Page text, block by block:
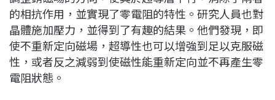
的相抗作用，並實現了零電阻的特性。研究人員也對
晶體施加壓力，並得到了有趣的結果。他們發現，即
使不重新定向磁場，超導性也可以增強到足以克服磁
性，或者反之減弱到使磁性能重新定向並不再產生零
電阻狀態。